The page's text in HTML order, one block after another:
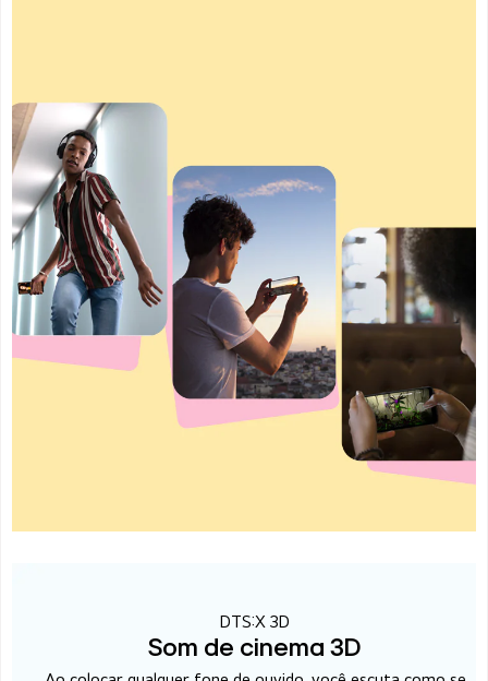
DTS:X 3D
Som de cinema 3D